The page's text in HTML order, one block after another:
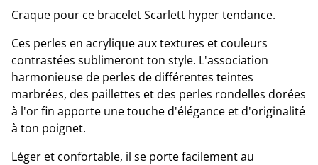
Craque pour ce bracelet Scarlett hyper tendance.
Ces perles en acrylique aux textures et couleurs
contrastées sublimeront ton style. L'association
harmonieuse de perles de différentes teintes
marbrées, des paillettes et des perles rondelles dorées
à l'or fin apporte une touche d'élégance et d'originalité
à ton poignet.
Léger et confortable, il se porte facilement au